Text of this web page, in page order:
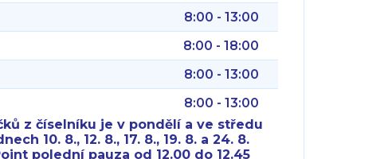
8:00 - 13:00
8:00 - 18:00
8:00 - 13:00
8:00 - 13:00
z číselníku je v pondělí a ve středu
10. 8., 12. 8., 17. 8., 19. 8. a 24. 8.
polední pauza od 12.00 do 12.45